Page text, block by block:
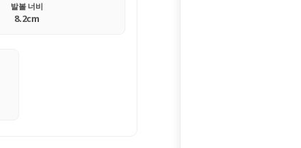
발볼 너비
8.2cm